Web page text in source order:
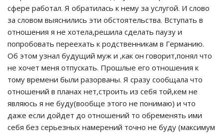
сфере работал. Я обратилась к нему за услугой. И слово
за словом выяснились эти обстоятельства. Вступать в
отношения я не хотела,решила сделать паузу и
попробовать переехать к родственникам в Германию.
Об этом узнал будущий муж и ,как он говорит,понял что
не хочет меня отпускать. Прошлые его отношения к
тому времени были разорваны. Я сразу сообщала что
отношений в планах нет,строить из себя той,кем не
являюсь я не буду(вообще этого не понимаю) и что
даже если дойдет до отношений то обременять ими
себя без серьезных намерений точно не буду (максимум